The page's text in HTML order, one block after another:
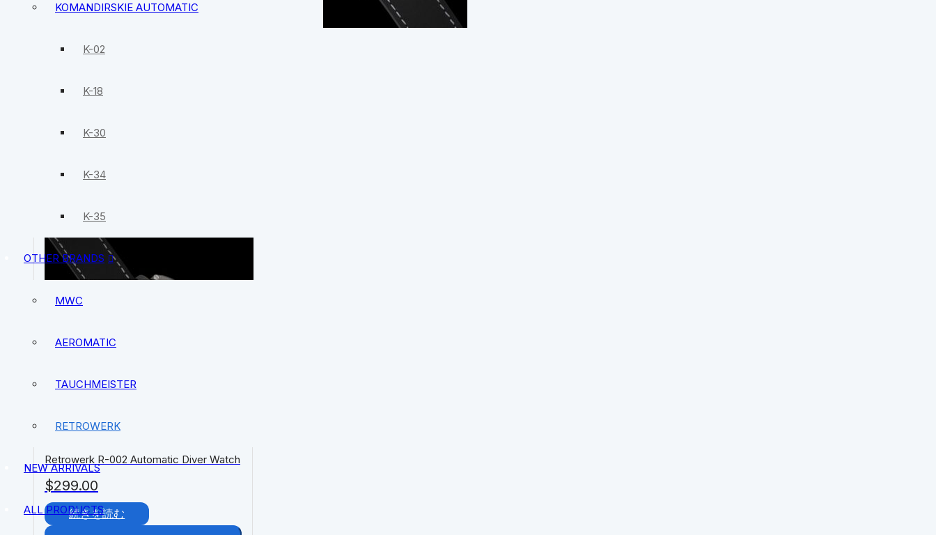
KOMANDIRSKIE AUTOMATIC
K-02
K-18
K-30
K-34
K-35
OTHER BRANDS
MWC
AEROMATIC
TAUCHMEISTER
RETROWERK
NEW ARRIVALS
ALL PRODUCTS
続きを読む
$299.00
Retrowerk R-002 Automatic Diver Watch
続きを読む